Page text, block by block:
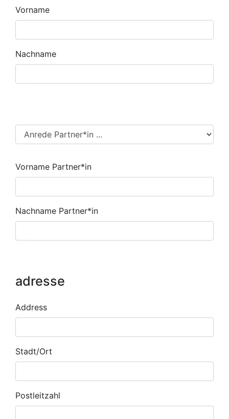
Vorname
Nachname
Anrede Partner*in
Vorname Partner*in
Nachname Partner*in
adresse
customer
address
Address
Stadt/Ort
Postleitzahl